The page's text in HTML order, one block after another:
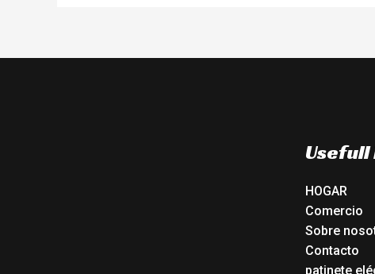
Usefull
HOGAR
Comercio
Sobre
Contacto
patinete